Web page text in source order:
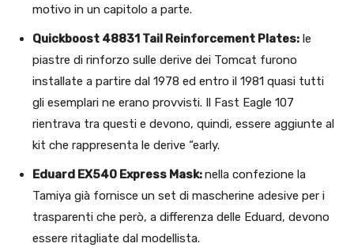
motivo in un capitolo a parte.
Quickboost 48831 Tail Reinforcement Plates: le
piastre di rinforzo sulle derive dei Tomcat furono
installate a partire dal 1978 ed entro il 1981 quasi tutti
gli esemplari ne erano provvisti. Il Fast Eagle 107
rientrava tra questi e devono, quindi, essere aggiunte al
kit che rappresenta le derive “early.
Eduard EX540 Express Mask:nella confezione la
Tamiya già fornisce un set di mascherine adesive per i
trasparenti che però, a differenza delle Eduard, devono
essere ritagliate dal modellista.